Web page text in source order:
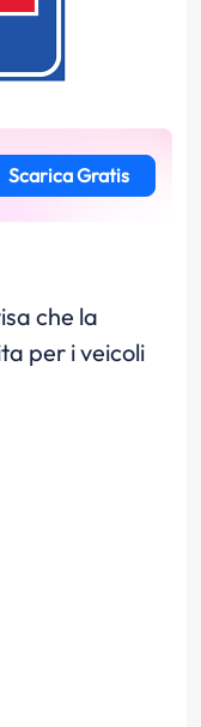
Scarica Gratis
che la
per i veicoli